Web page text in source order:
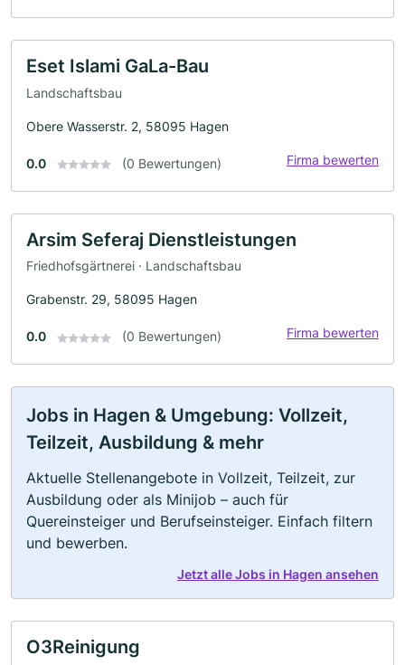
Eset Islami GaLa-Bau
Landschaftsbau
Obere Wasserstr. 2, 58095 Hagen
0.0 (0 Bewertungen) Firma bewerten
Arsim Seferaj Dienstleistungen
Friedhofsgärtnerei · Landschaftsbau
Grabenstr. 29, 58095 Hagen
0.0 (0 Bewertungen) Firma bewerten
Jobs in Hagen & Umgebung: Vollzeit,
Teilzeit, Ausbildung & mehr
Aktuelle Stellenangebote in Vollzeit, Teilzeit, zur
Ausbildung oder als Minijob – auch für
Quereinsteiger und Berufseinsteiger. Einfach filtern
und bewerben.
Jetzt alle Jobs in Hagen ansehen
O3Reinigung